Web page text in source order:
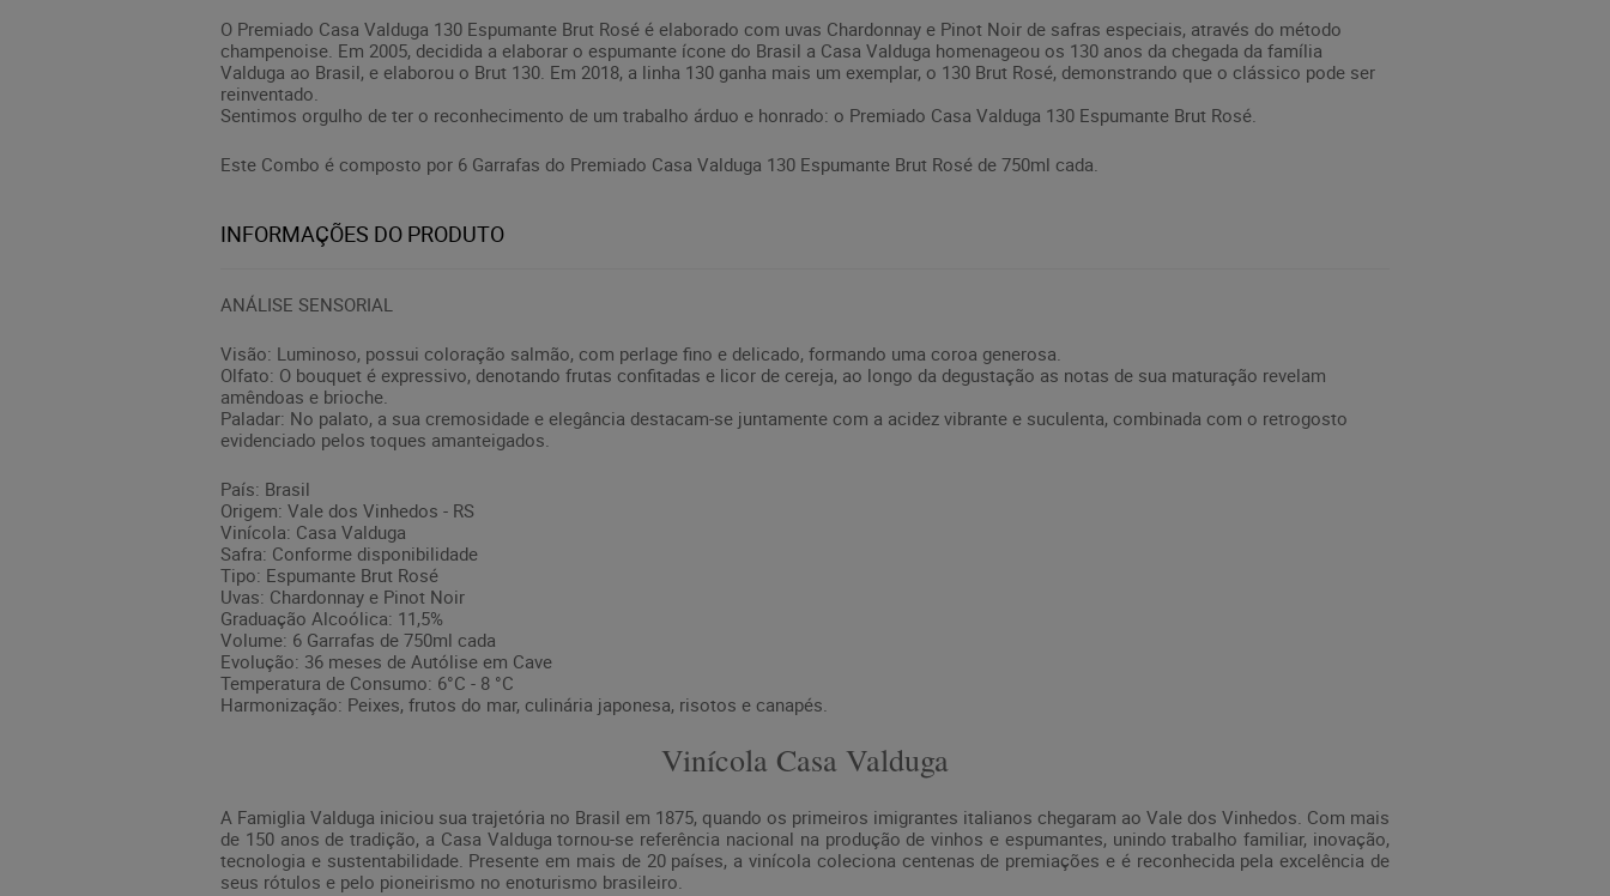
O Premiado Casa Valduga 130 Espumante Brut Rosé é elaborado com uvas Chardonnay e Pinot Noir de safras especiais, através do método
champenoise. Em 2005, decidida a elaborar o espumante ícone do Brasil a Casa Valduga homenageou os 130 anos da chegada da família
Valduga ao Brasil, e elaborou o Brut 130. Em 2018, a linha 130 ganha mais um exemplar, o 130 Brut Rosé, demonstrando que o clássico pode ser
reinventado.
Sentimos orgulho de ter o reconhecimento de um trabalho árduo e honrado: o Premiado Casa Valduga 130 Espumante Brut Rosé.
Este Combo é composto por 6 Garrafas do Premiado Casa Valduga 130 Espumante Brut Rosé de 750ml cada.
INFORMAÇÕES DO PRODUTO
ANÁLISE SENSORIAL
Visão: Luminoso, possui coloração salmão, com perlage fino e delicado, formando uma coroa generosa.
Olfato: O bouquet é expressivo, denotando frutas confitadas e licor de cereja, ao longo da degustação as notas de sua maturação revelam
amêndoas e brioche.
Paladar: No palato, a sua cremosidade e elegância destacam-se juntamente com a acidez vibrante e suculenta, combinada com o retrogosto
evidenciado pelos toques amanteigados.
País: Brasil
Origem: Vale dos Vinhedos - RS
Vinícola: Casa Valduga
Safra: Conforme disponibilidade
Tipo: Espumante Brut Rosé
Uvas: Chardonnay e Pinot Noir
Graduação Alcoólica: 11,5%
Volume: 6 Garrafas de 750ml cada
Evolução: 36 meses de Autólise em Cave
Temperatura de Consumo: 6°C - 8 °C
Harmonização: Peixes, frutos do mar, culinária japonesa, risotos e canapés.
Vinícola Casa Valduga
A Famiglia Valduga iniciou sua trajetória no Brasil em 1875, quando os primeiros imigrantes italianos chegaram ao Vale dos Vinhedos. Com mais
de 150 anos de tradição, a Casa Valduga tornou-se referência nacional na produção de vinhos e espumantes, unindo trabalho familiar, inovação,
tecnologia e sustentabilidade. Presente em mais de 20 países, a vinícola coleciona centenas de premiações e é reconhecida pela excelência de
seus rótulos e pelo pioneirismo no enoturismo brasileiro.